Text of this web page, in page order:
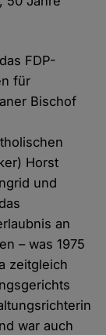
FDP-
für
Bischof
Horst
und
an
– was 1975
zeitgleich
war auch